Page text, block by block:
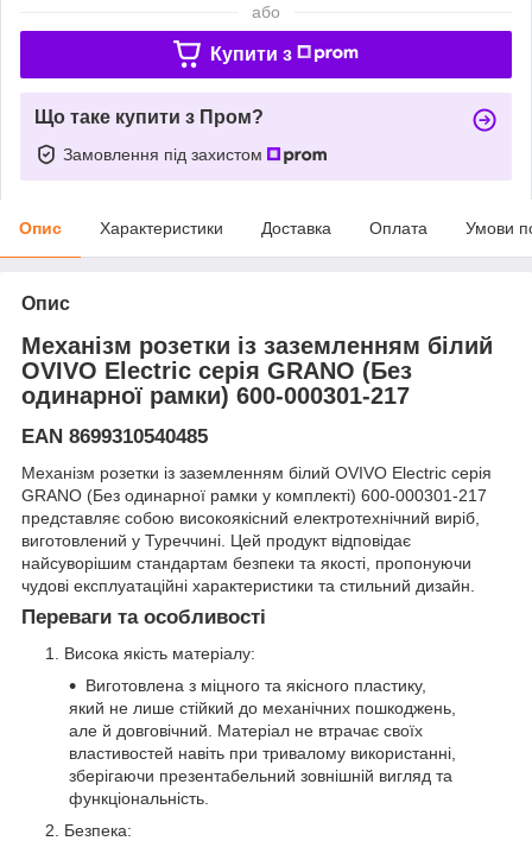
або
Купити з
Що таке купити з Пром?
Замовлення під захистом
Опис Характеристики Доставка Оплата Умови
Опис
Механізм розетки із заземленням білий
OVIVO Electric серія GRANO (Без
одинарної рамки) 600-000301-217
EAN 8699310540485
Механізм розетки із заземленням білий OVIVO Electric серія
GRANO (Без одинарної рамки у комплекті) 600-000301-217
представляє собою високоякісний електротехнічний виріб,
виготовлений у Туреччині. Цей продукт відповідає
найсуворішим стандартам безпеки та якості, пропонуючи
чудові експлуатаційні характеристики та стильний дизайн.
Переваги та особливості
Висока якість матеріалу:
Виготовлена з міцного та якісного пластику,
який не лише стійкий до механічних пошкоджень,
але й довговічний. Матеріал не втрачає своїх
властивостей навіть при тривалому використанні,
зберігаючи презентабельний зовнішній вигляд та
функціональність.
Безпека: